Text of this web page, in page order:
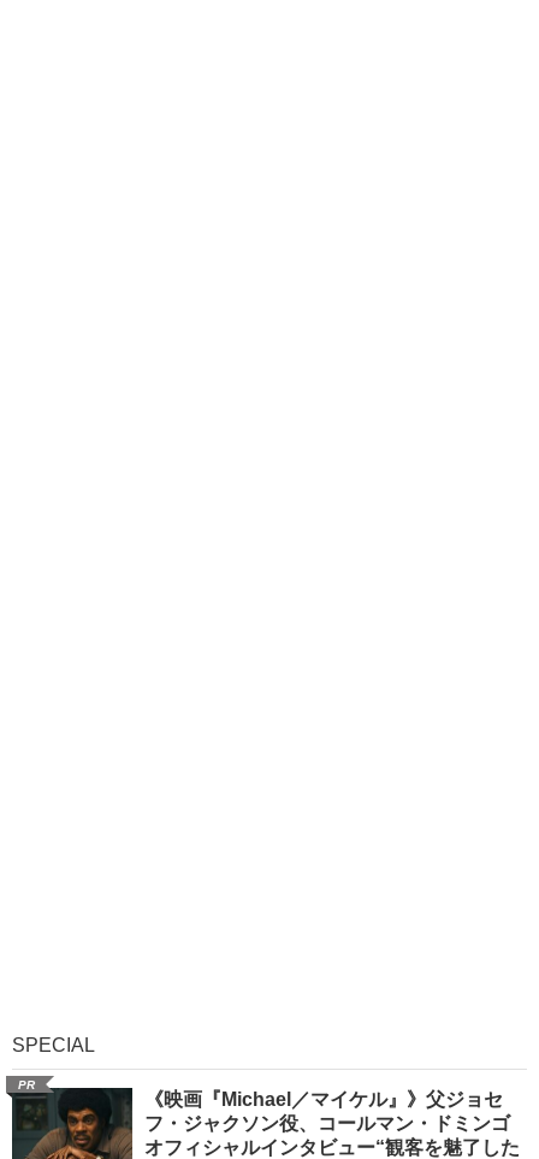
SPECIAL
PR
《映画『Michael／マイケル』》父ジョセ
フ・ジャクソン役、コールマン・ドミンゴ
オフィシャルインタビュー“観客を魅了した